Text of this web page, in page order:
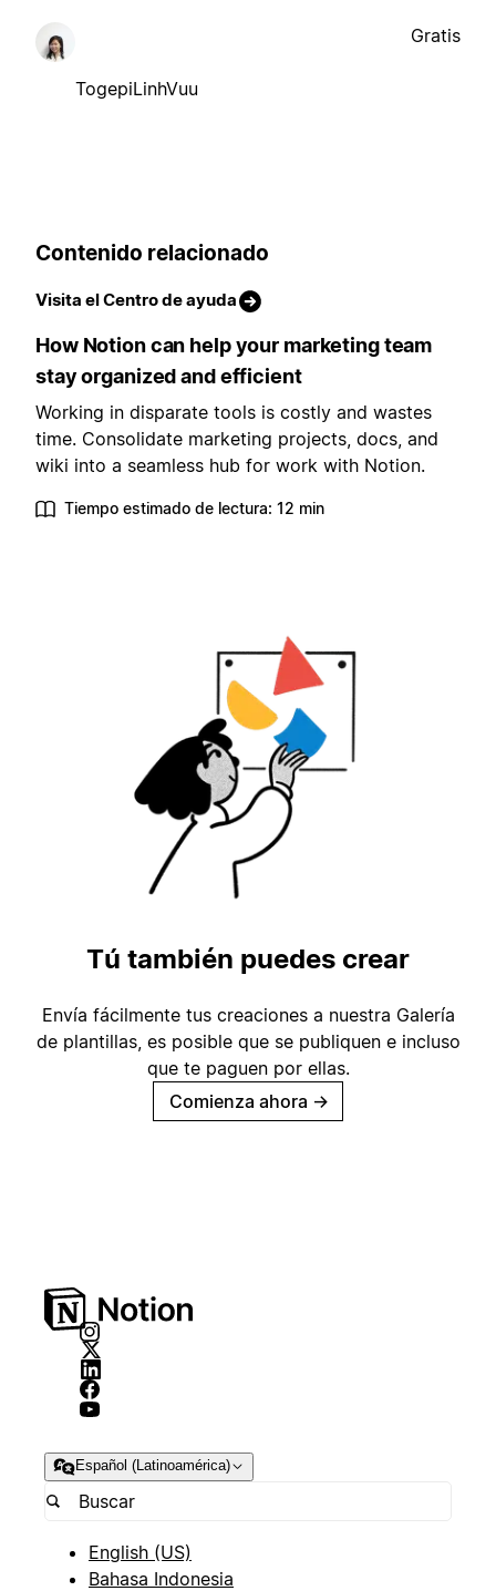
TogepiLinhVuu
Gratis
Contenido relacionado
Visita el Centro de ayuda
How Notion can help your marketing team
stay organized and efficient
Working in disparate tools is costly and wastes
time. Consolidate marketing projects, docs, and
wiki into a seamless hub for work with Notion.
Tiempo estimado de lectura: 12 min
Tú también puedes crear
Envía fácilmente tus creaciones a nuestra Galería
de plantillas, es posible que se publiquen e incluso
que te paguen por ellas.
Comienza ahora →
Español (Latinoamérica)
English (US)
Bahasa Indonesia